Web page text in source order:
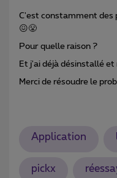
C'est constamment des
😖😤
Pour quelle raison ?
Et j'ai déjà désinstallé
Merci de résoudre le
Application
pickx